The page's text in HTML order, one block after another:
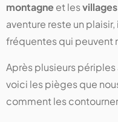
montagneet les
aventure reste un
fréquentes qui peuvent
Après plusieurs périples
voici les pièges que
comment les